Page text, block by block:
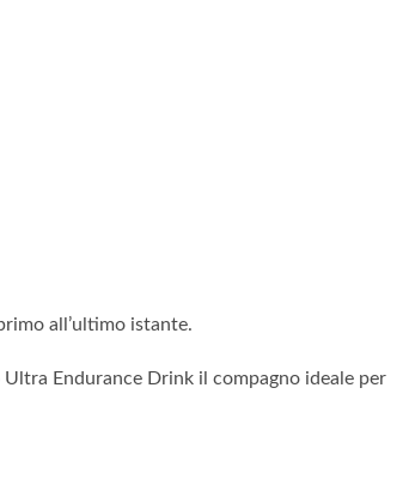
all’ultimo istante.
Endurance Drink il compagno ideale per